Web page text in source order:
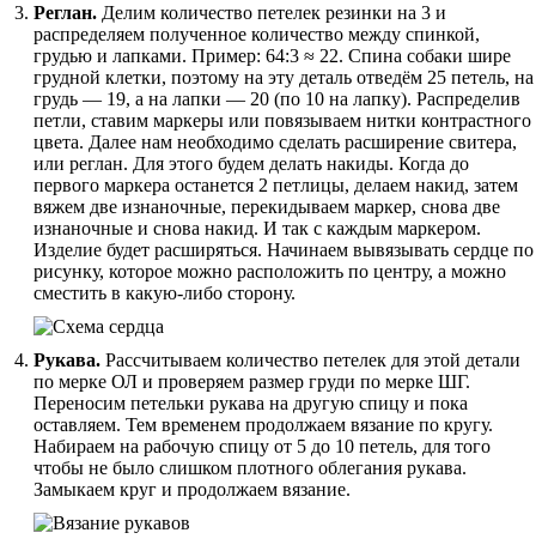
Реглан. Делим количество петелек резинки на 3 и
распределяем полученное количество между спинкой,
грудью и лапками. Пример: 64:3 ≈ 22. Спина собаки шире
грудной клетки, поэтому на эту деталь отведём 25 петель, на
грудь — 19, а на лапки — 20 (по 10 на лапку). Распределив
петли, ставим маркеры или повязываем нитки контрастного
цвета. Далее нам необходимо сделать расширение свитера,
или реглан. Для этого будем делать накиды. Когда до
первого маркера останется 2 петлицы, делаем накид, затем
вяжем две изнаночные, перекидываем маркер, снова две
изнаночные и снова накид. И так с каждым маркером.
Изделие будет расширяться. Начинаем вывязывать сердце по
рисунку, которое можно расположить по центру, а можно
сместить в какую-либо сторону.
Рукава. Рассчитываем количество петелек для этой детали
по мерке ОЛ и проверяем размер груди по мерке ШГ.
Переносим петельки рукава на другую спицу и пока
оставляем. Тем временем продолжаем вязание по кругу.
Набираем на рабочую спицу от 5 до 10 петель, для того
чтобы не было слишком плотного облегания рукава.
Замыкаем круг и продолжаем вязание.